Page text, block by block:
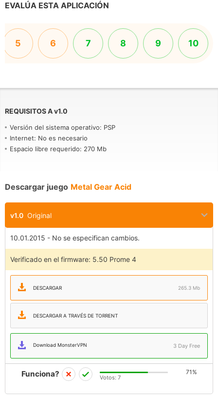
EVALÚA ESTA APLICACIÓN
5 6 7 8 9 10
REQUISITOS Av1.0
Versión del sistema operativo: PSP
Internet: No es necesario
Espacio libre requerido: 270 Mb
Descargar juego Metal Gear Acid
v1.0 Original
10.01.2015 - No se especifican cambios.
Verificado en el firmware: 5.50 Prome 4
DESCARGAR 265.3 Mb
DESCARGAR A TRAVÉS DE TORRENT
Download MonsterVPN 3 Day Free
Funciona? 71%
Votos: 7